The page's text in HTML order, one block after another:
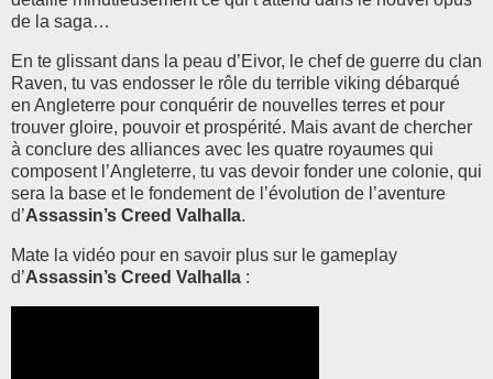
de la saga…
En te glissant dans la peau d’Eivor, le chef de guerre du clan
Raven, tu vas endosser le rôle du terrible viking débarqué
en Angleterre pour conquérir de nouvelles terres et pour
trouver gloire, pouvoir et prospérité. Mais avant de chercher
à conclure des alliances avec les quatre royaumes qui
composent l’Angleterre, tu vas devoir fonder une colonie, qui
sera la base et le fondement de l’évolution de l’aventure
d’Assassin’s Creed Valhalla.
Mate la vidéo pour en savoir plus sur le gameplay
d’Assassin’s Creed Valhalla :